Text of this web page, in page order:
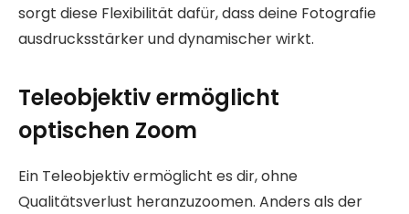
sorgt diese Flexibilität dafür, dass deine Fotografie
ausdrucksstärker und dynamischer wirkt.
Teleobjektiv ermöglicht
optischen Zoom
Ein Teleobjektiv ermöglicht es dir, ohne
Qualitätsverlust heranzuzoomen. Anders als der